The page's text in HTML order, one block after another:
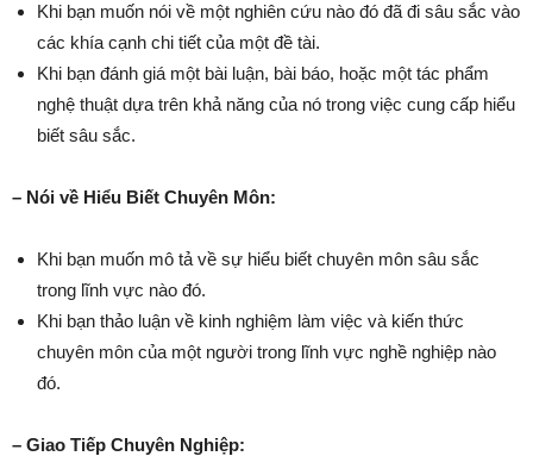
Khi bạn muốn nói về một nghiên cứu nào đó đã đi sâu sắc vào
các khía cạnh chi tiết của một đề tài.
Khi bạn đánh giá một bài luận, bài báo, hoặc một tác phẩm
nghệ thuật dựa trên khả năng của nó trong việc cung cấp hiểu
biết sâu sắc.
– Nói về Hiểu Biết Chuyên Môn:
Khi bạn muốn mô tả về sự hiểu biết chuyên môn sâu sắc
trong lĩnh vực nào đó.
Khi bạn thảo luận về kinh nghiệm làm việc và kiến thức
chuyên môn của một người trong lĩnh vực nghề nghiệp nào
đó.
– Giao Tiếp Chuyên Nghiệp: